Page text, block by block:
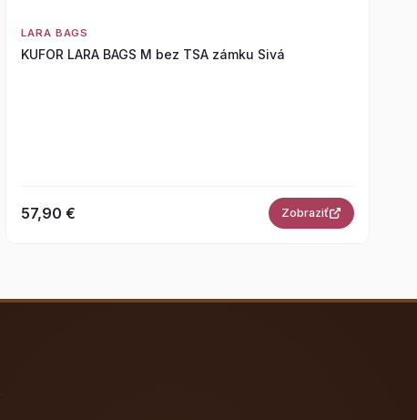
LARA BAGS
KUFOR LARA BAGS M bez TSA zámku Sivá
57,90 € Zobraziť